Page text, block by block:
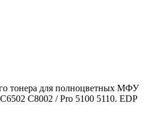
тонера для полноцветных МФУ
C8002 / Pro 5100 5110. EDP